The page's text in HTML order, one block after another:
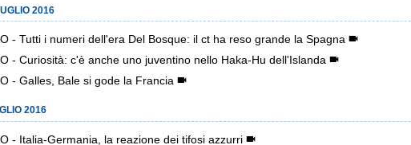
2016
- Tutti i numeri dell'era Del Bosque: il ct ha reso grande la Spagna
- Curiosità: c'è anche uno juventino nello Haka-Hu dell'Islanda
- Galles, Bale si gode la Francia
2016
- Italia-Germania, la reazione dei tifosi azzurri